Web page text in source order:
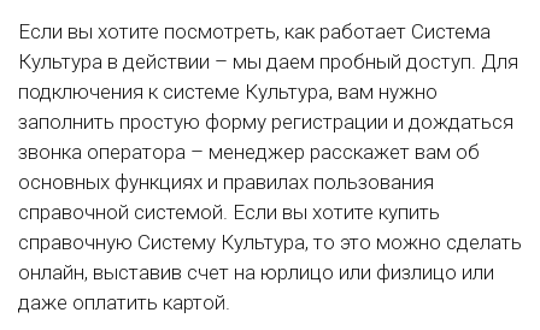
Если вы хотите посмотреть, как работает Система
Культура в действии – мы даем пробный доступ. Для
подключения к системе Культура, вам нужно
заполнить простую форму регистрации и дождаться
звонка оператора – менеджер расскажет вам об
основных функциях и правилах пользования
справочной системой. Если вы хотите купить
справочную Систему Культура, то это можно сделать
онлайн, выставив счет на юрлицо или физлицо или
даже оплатить картой.